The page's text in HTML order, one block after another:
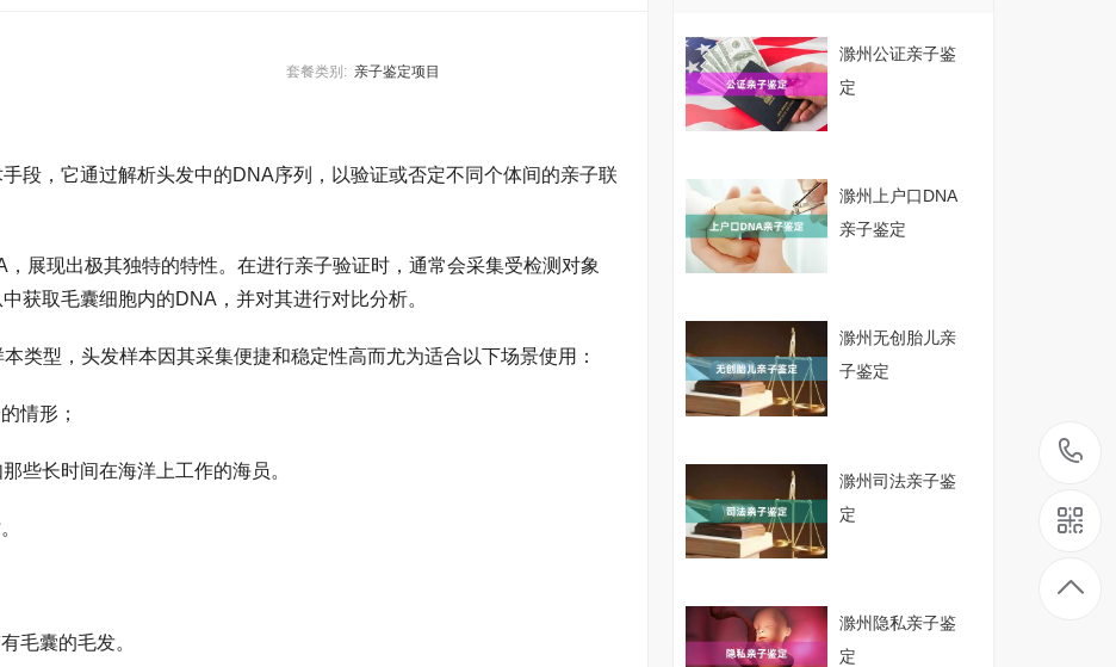
套餐类别:亲子鉴定项目
段，它通过解析头发中的DNA序列，以验证或否定不同个体间的亲子联
展现出极其独特的特性。在进行亲子验证时，通常会采集受检测对象
获取毛囊细胞内的DNA，并对其进行对比分析。
类型，头发样本因其采集便捷和稳定性高而尤为适合以下场景使用：
情形；
些长时间在海洋上工作的海员。
毛囊的毛发。
滁州公证亲子鉴
定
滁州上户口DNA
亲子鉴定
滁州无创胎儿亲
子鉴定
滁州司法亲子鉴
定
滁州隐私亲子鉴
定